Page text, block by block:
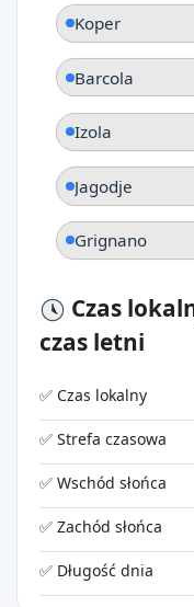
Koper
Barcola
Izola
Jagodje
Grignano
Czas
czas letni
✅ Czas lokalny
✅ Strefa czasowa
✅ Wschód słońca
✅ Zachód słońca
✅ Długość dnia